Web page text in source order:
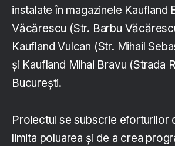
instalate în magazinele Kaufland
Văcărescu (Str. Barbu
Kaufland Vulcan (Str. Mihail
și Kaufland Mihai Bravu (Strada
București.
Proiectul se subscrie eforturilor
limita poluarea și de a crea